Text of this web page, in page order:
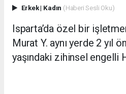
Erkek| Kadın (Haberi Sesli Oku)
Isparta’da özel bir
Murat Y. aynı yerde 2 yıl
yaşındaki zihinsel engelli